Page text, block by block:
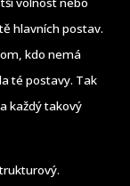
hlavních postav.
kdo nemá
té postavy. Tak
každý takový